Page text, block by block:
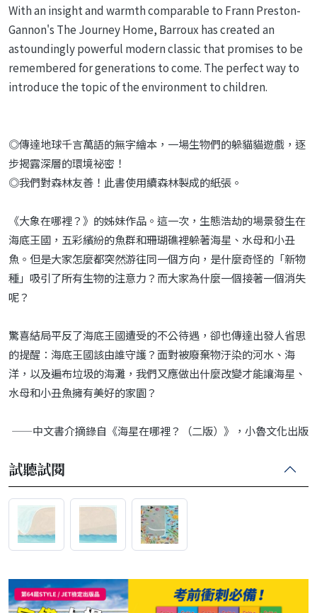
With an insight and warmth comparable to Frann Preston-
Gannon's The Journey Home, Barroux has created an
astoundingly powerful modern classic that promises to be
remembered for generations to come. The perfect way to
introduce the topic of the environment to children.
◎傳達地球千言萬語的無字繪本，一場生物們的躲貓貓遊戲，逐
步揭露深層的環境祕密！
◎我們對森林友善！此書使用續森林製成的紙張。
《大象在哪裡？》的姊妹作品。這一次，生態浩劫的場景發生在
海底王國，五彩繽紛的魚群和珊瑚礁裡躲著海星、水母和小丑
魚。但是大家怎麼都突然游往同一個方向，是什麼奇怪的「新物
種」吸引了所有生物的注意力？而大家為什麼一個接著一個消失
呢？
驚喜結局平反了海底王國遭受的不公待遇，卻也傳達出發人省思
的提醒：海底王國該由誰守護？面對被廢棄物汙染的河水、海
洋，以及遍布垃圾的海灘，我們又應做出什麼改變才能讓海星、
水母和小丑魚擁有美好的家園？
——中文書介摘錄自《海星在哪裡？（二版）》，小魯文化出版
試聽試閱